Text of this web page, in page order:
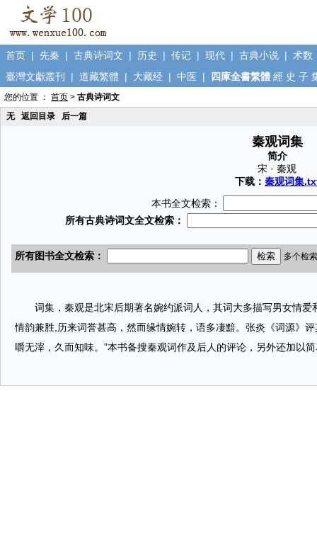
首页 | 先秦 | 古典诗词文 | 历史 | 传记 | 现代 | 古典小说 | 术数
臺灣文獻叢刊
| 道藏繁體 | 大藏经 | 中医 | 四庫全書繁體 經 史 子
您的位置 ： 首页 > 古典诗词文
无
返回目录 后一篇
秦观词集
简介
宋 · 秦观
下载： 秦观词集
本书全文检索：
词集，秦观是北宋后期著名婉约派词人，其词大多描写男女情爱
情韵兼胜,历来词誉甚高，然而缘情婉转，语多凄黯。张炎《词源》
嚼无滓，久而知味。”本书备搜秦观词作及后人的评论，另外还加以